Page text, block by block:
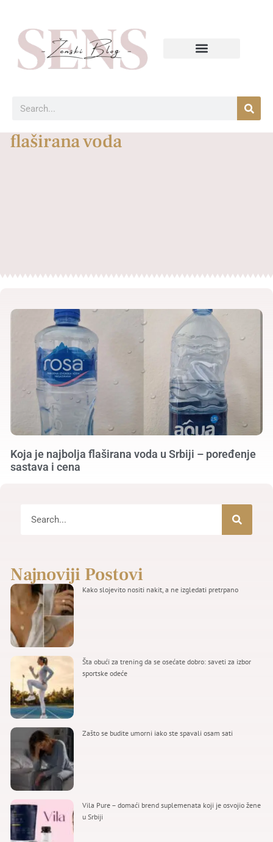
flaširana voda
Koja je najbolja flaširana voda u Srbiji – poređenje
sastava i cena
Najnoviji Postovi
Kako slojevito nositi nakit, a ne izgledati pretrpano
Šta obući za trening da se osećate dobro: saveti za izbor
sportske odeće
Zašto se budite umorni iako ste spavali osam sati
Vila Pure – domaći brend suplemenata koji je osvojio žene
u Srbiji